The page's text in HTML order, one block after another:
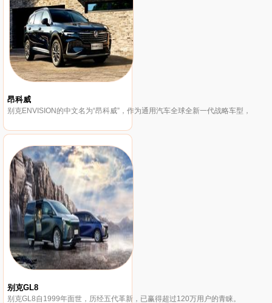
昂科威
别克ENVISION的中文名为“昂科威”，作为通用汽车全球全新一代战略车型，
别克GL8
别克GL8自1999年面世，历经五代革新，已赢得超过120万用户的青睐。